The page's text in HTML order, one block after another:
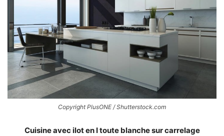
Copyright PlusONE / Shutterstock.com
Cuisine avec ilot en I toute blanche sur carrelage